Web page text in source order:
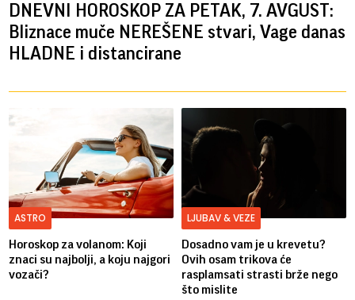
DNEVNI HOROSKOP ZA PETAK, 7. AVGUST:
Bliznace muče NEREŠENE stvari, Vage danas
HLADNE i distancirane
ASTRO
Horoskop za volanom: Koji
znaci su najbolji, a koju najgori
vozači?
LJUBAV & VEZE
Dosadno vam je u krevetu?
Ovih osam trikova će
rasplamsati strasti brže nego
što mislite